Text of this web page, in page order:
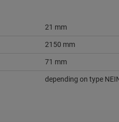
21 mm
2150 mm
71 mm
depending on type